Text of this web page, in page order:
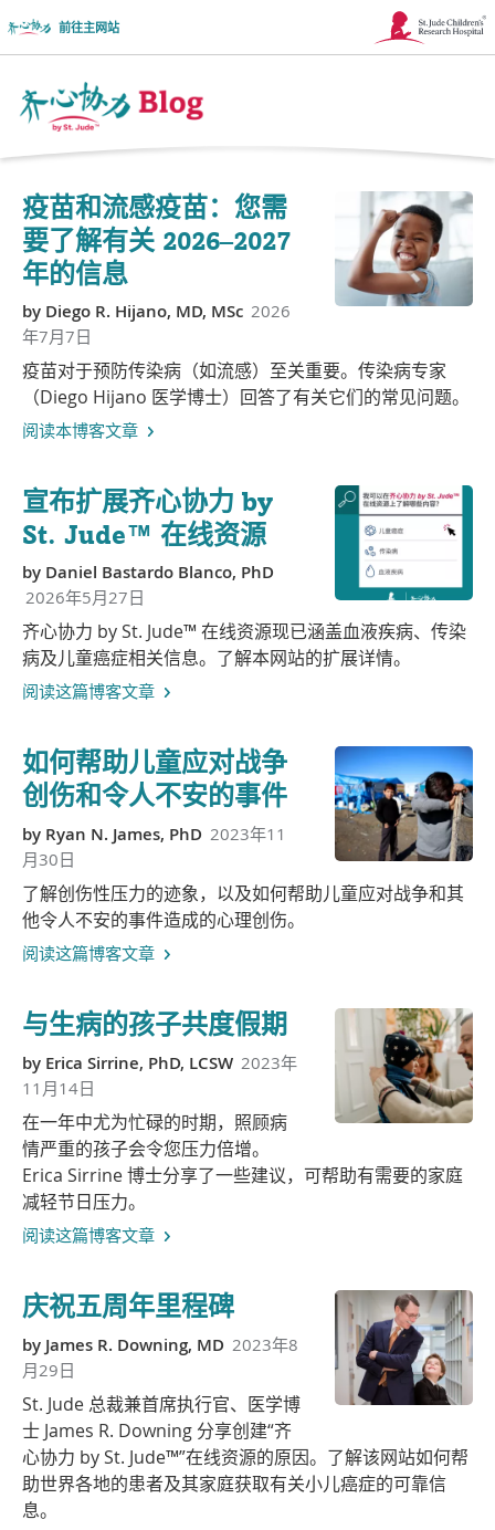
前往主网站
链
窗
口
中
开
Together
博
客
徽
标
疫苗和流感疫苗：您需
要了解有关 2026–2027
年的信息
by Diego R. Hijano, MD, MSc 2026
年7月7日
疫苗对于预防传染病（如流感）至关重要。传染病专家
（Diego Hijano 医学博士）回答了有关它们的常见问题。
阅读本博客文章
宣布扩展齐心协力 by
St. Jude™ 在线资源
by Daniel Bastardo Blanco, PhD
2026年5月27日
齐心协力 by St. Jude™ 在线资源现已涵盖血液疾病、传染
病及儿童癌症相关信息。了解本网站的扩展详情。
阅读这篇博客文章
如何帮助儿童应对战争
创伤和令人不安的事件
by Ryan N. James, PhD 2023年11
月30日
了解创伤性压力的迹象，以及如何帮助儿童应对战争和其
他令人不安的事件造成的心理创伤。
阅读这篇博客文章
与生病的孩子共度假期
by Erica Sirrine, PhD, LCSW 2023年
11月14日
在一年中尤为忙碌的时期，照顾病
情严重的孩子会令您压力倍增。
Erica Sirrine 博士分享了一些建议，可帮助有需要的家庭
减轻节日压力。
阅读这篇博客文章
庆祝五周年里程碑
by James R. Downing, MD 2023年8
月29日
St. Jude 总裁兼首席执行官、医学博
士 James R. Downing 分享创建“齐
心协力 by St. Jude™”在线资源的原因。了解该网站如何帮
助世界各地的患者及其家庭获取有关小儿癌症的可靠信
息。